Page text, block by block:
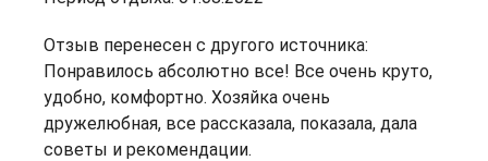
Отзыв перенесен с другого источника:
Понравилось абсолютно все! Все очень круто,
удобно, комфортно. Хозяйка очень
дружелюбная, все рассказала, показала, дала
советы и рекомендации.